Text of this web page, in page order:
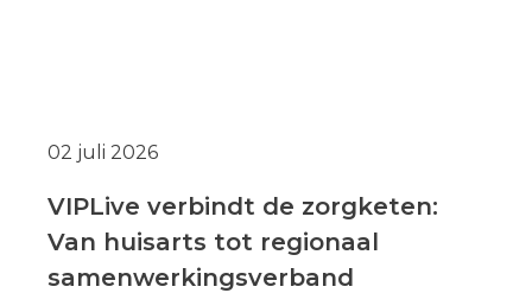
02 juli 2026
VIPLive verbindt de zorgketen:
Van huisarts tot regionaal
samenwerkingsverband